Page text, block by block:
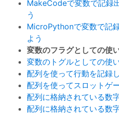
MakeCodeで変数で記録
う
MicroPythonで変数で記
よう
変数のフラグとしての使
変数のトグルとしての使
配列を使って行動を記録
配列を使ってスロットゲ
配列に格納されている数
配列に格納されている数